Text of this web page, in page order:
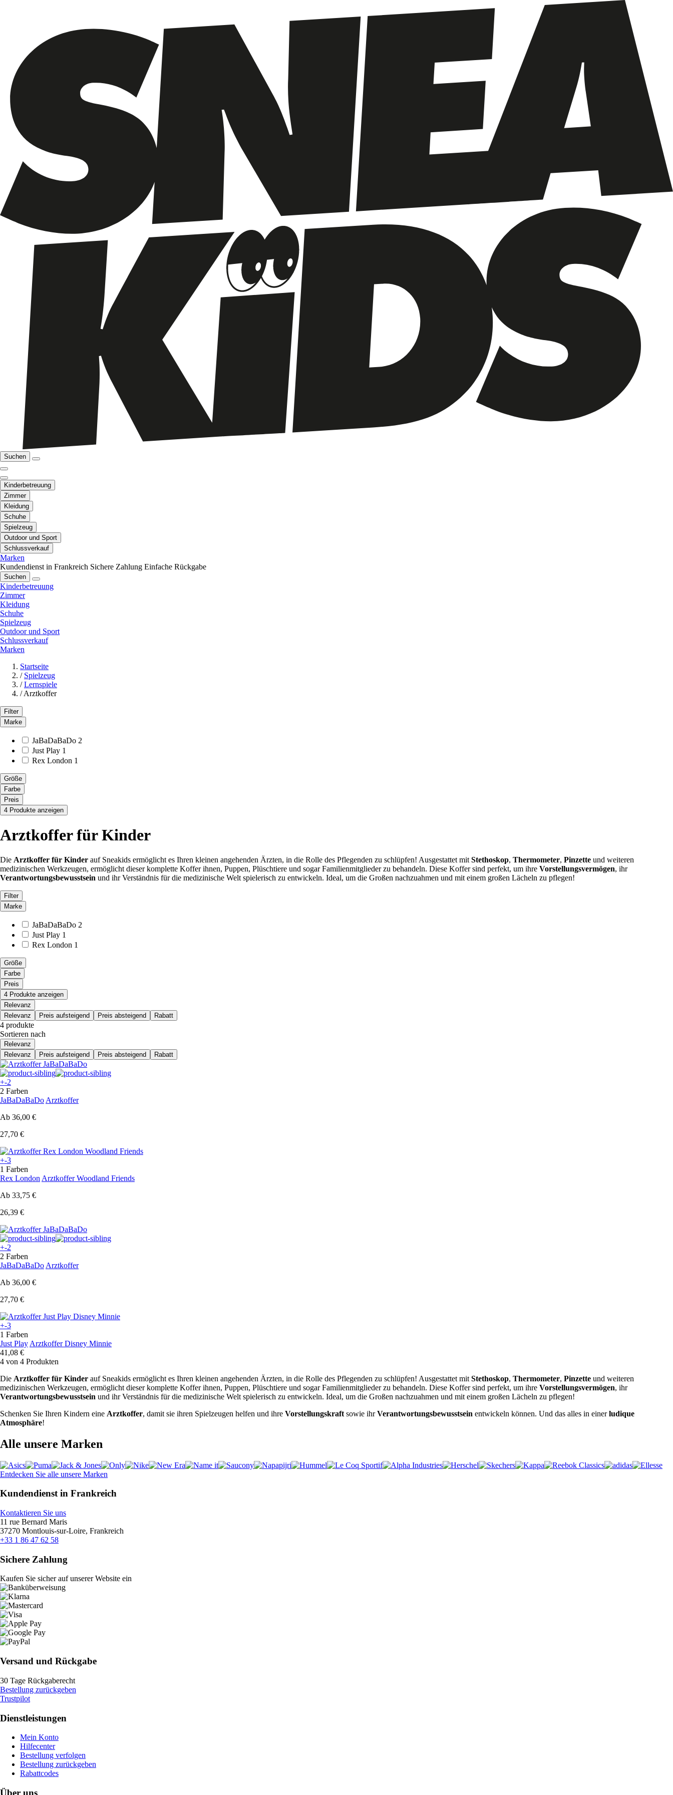
Suchen
Kinderbetreuung
Zimmer
Kleidung
Schuhe
Spielzeug
Outdoor und Sport
Schlussverkauf
Marken
Kundendienst in Frankreich Sichere Zahlung Einfache Rückgabe
Suchen
Kinderbetreuung
Zimmer
Kleidung
Schuhe
Spielzeug
Outdoor und Sport
Schlussverkauf
Marken
Startseite
/ Spielzeug
/ Lernspiele
/ Arztkoffer
Filter
Marke
JaBaDaBaDo 2
Just Play 1
Rex London 1
Größe
Farbe
Preis
4 Produkte anzeigen
Arztkoffer für Kinder
Die Arztkoffer für Kinder auf Sneakids ermöglicht es Ihren kleinen angehenden Ärzten, in die Rolle des Pflegenden zu schlüpfen! Ausgestattet mit Stethoskop, Thermometer, Pinzette und weiteren
medizinischen Werkzeugen, ermöglicht dieser komplette Koffer ihnen, Puppen, Plüschtiere und sogar Familienmitglieder zu behandeln. Diese Koffer sind perfekt, um ihre Vorstellungsvermögen, ihr
Verantwortungsbewusstsein und ihr Verständnis für die medizinische Welt spielerisch zu entwickeln. Ideal, um die Großen nachzuahmen und mit einem großen Lächeln zu pflegen!
Filter
Marke
JaBaDaBaDo 2
Just Play 1
Rex London 1
Größe
Farbe
Preis
4 Produkte anzeigen
Relevanz
Relevanz
Preis aufsteigend Preis absteigend Rabatt
4 produkte
Sortieren nach
Relevanz
Relevanz
Preis aufsteigend Preis absteigend Rabatt
+-2
2 Farben
JaBaDaBaDo Arztkoffer
Ab 36,00 €
27,70 €
+-3
1 Farben
Rex London Arztkoffer Woodland Friends
Ab 33,75 €
26,39 €
+-2
2 Farben
JaBaDaBaDo Arztkoffer
Ab 36,00 €
27,70 €
+-3
1 Farben
Just Play Arztkoffer Disney Minnie
41,08 €
4 von 4 Produkten
Die Arztkoffer für Kinder auf Sneakids ermöglicht es Ihren kleinen angehenden Ärzten, in die Rolle des Pflegenden zu schlüpfen! Ausgestattet mit Stethoskop, Thermometer, Pinzette und weiteren
medizinischen Werkzeugen, ermöglicht dieser komplette Koffer ihnen, Puppen, Plüschtiere und sogar Familienmitglieder zu behandeln. Diese Koffer sind perfekt, um ihre Vorstellungsvermögen, ihr
Verantwortungsbewusstsein und ihr Verständnis für die medizinische Welt spielerisch zu entwickeln. Ideal, um die Großen nachzuahmen und mit einem großen Lächeln zu pflegen!
Schenken Sie Ihren Kindern eine Arztkoffer, damit sie ihren Spielzeugen helfen und ihre Vorstellungskraft sowie ihrVerantwortungsbewusstsein entwickeln können. Und das alles in einerludique
Atmosphäre!
Alle unsere Marken
Entdecken Sie alle unsere Marken
Kundendienst in Frankreich
Kontaktieren Sie uns
11 rue Bernard Maris
37270 Montlouis-sur-Loire, Frankreich
+33 1 86 47 62 58
Sichere Zahlung
Kaufen Sie sicher auf unserer Website ein
Versand und Rückgabe
30 Tage Rückgaberecht
Bestellung zurückgeben
Trustpilot
Dienstleistungen
Mein Konto
Hilfecenter
Bestellung verfolgen
Bestellung zurückgeben
Rabattcodes
Über uns